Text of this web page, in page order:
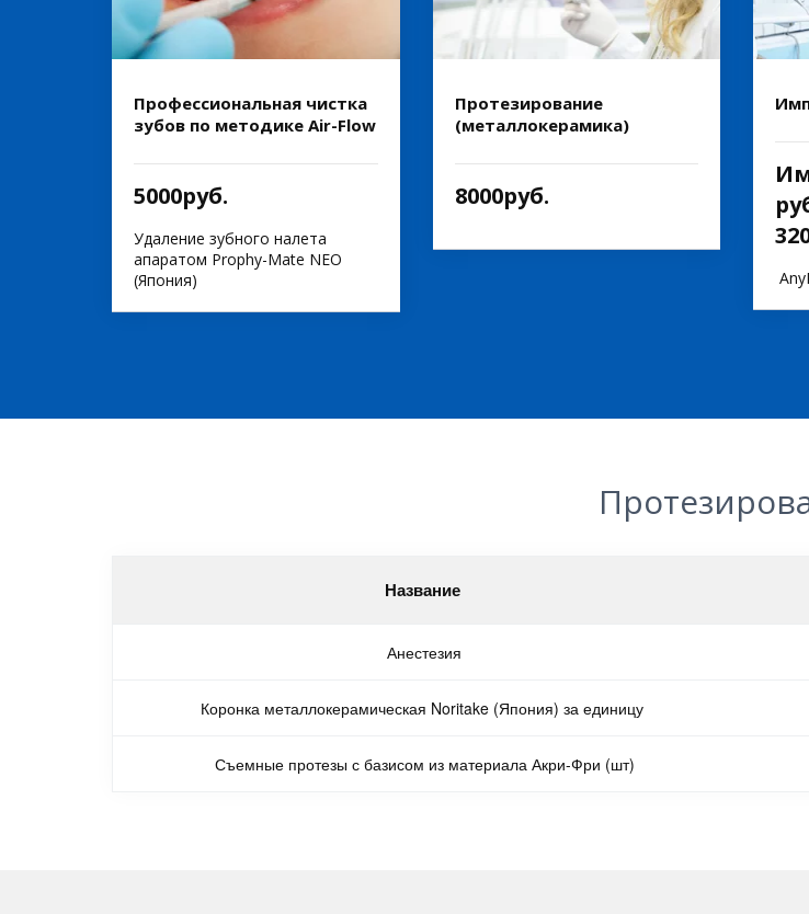
Профессиональная чистка
зубов по методике Air-Flow
5000руб.
Удаление зубного налета
апаратом Prophy-Mate NEO
(Япония)
Протезирование
(металлокерамика)
8000руб.
Название
Анестезия
Коронка металлокерамическая Noritake (Япония) за единицу
Съемные протезы с базисом из материала Акри-Фри (шт)